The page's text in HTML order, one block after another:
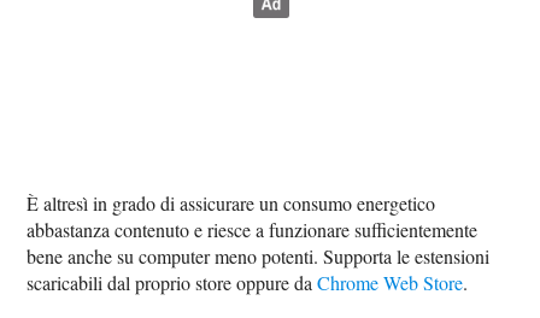
È altresì in grado di assicurare un consumo energetico
abbastanza contenuto e riesce a funzionare sufficientemente
bene anche su computer meno potenti. Supporta le estensioni
scaricabili dal proprio store oppure daChrome Web Store.